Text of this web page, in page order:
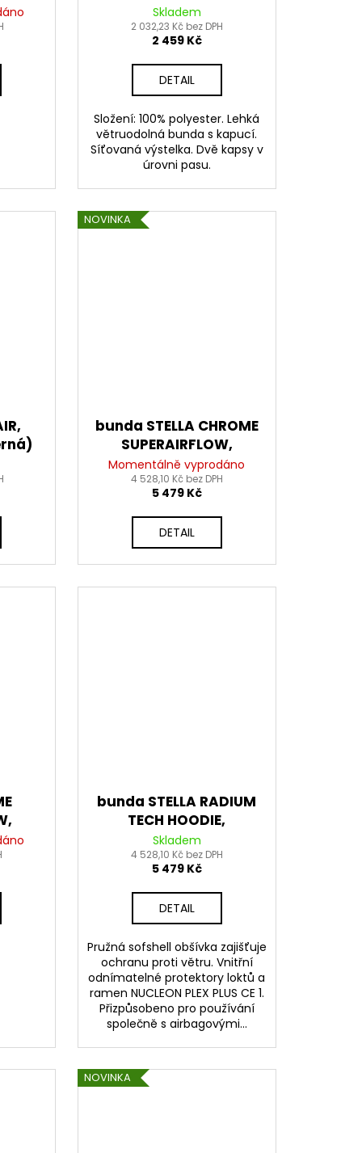
WINDBREAKER,
ALPINESTARS (modrá/
černá)
Skladem
2 032,23 Kč bez DPH
2 459 Kč
DETAIL
Složení: 100% polyester. Lehká
větruodolná bunda s kapucí.
Síťovaná výstelka. Dvě kapsy v
úrovni pasu.
NOVINKA
bunda STELLA CHROME
SUPERAIRFLOW,
ALPINESTARS, dámská
(černá/měděná) 2026
Momentálně vyprodáno
4 528,10 Kč bez DPH
5 479 Kč
DETAIL
bunda STELLA RADIUM
TECH HOODIE,
ALPINESTARS, dámská
(tmavě šedá/
černá/růžová) 2026
Skladem
4 528,10 Kč bez DPH
5 479 Kč
DETAIL
Pružná sofshell obšívka zajišťuje
ochranu proti větru. Vnitřní
odnímatelné protektory loktů a
ramen NUCLEON PLEX PLUS CE 1.
Přizpůsobeno pro používání
společně s airbagovými...
NOVINKA